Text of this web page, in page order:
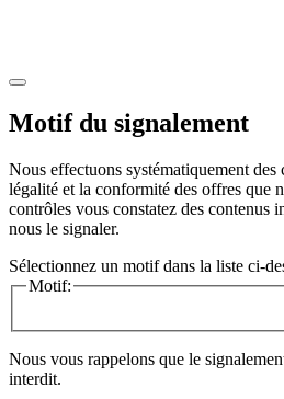
Motif du signalement
Nous effectuons systématiquement
légalité et la conformité des offres que
contrôles vous constatez des contenus
nous le signaler.
Sélectionnez un motif dans la liste ci-
Motif:
Nous vous rappelons que le
interdit.